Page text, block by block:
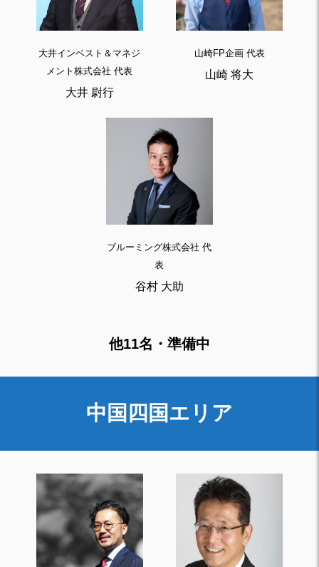
大井インベスト＆マネジ
メント株式会社 代表
大井 尉行
山崎FP企画 代表
山崎 将大
ブルーミング株式会社 代
表
谷村 大助
他11名・準備中
中国四国エリア